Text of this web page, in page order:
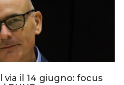
via il 14 giugno: focus